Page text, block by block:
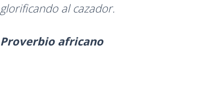
glorificando al cazador.
Proverbio africano